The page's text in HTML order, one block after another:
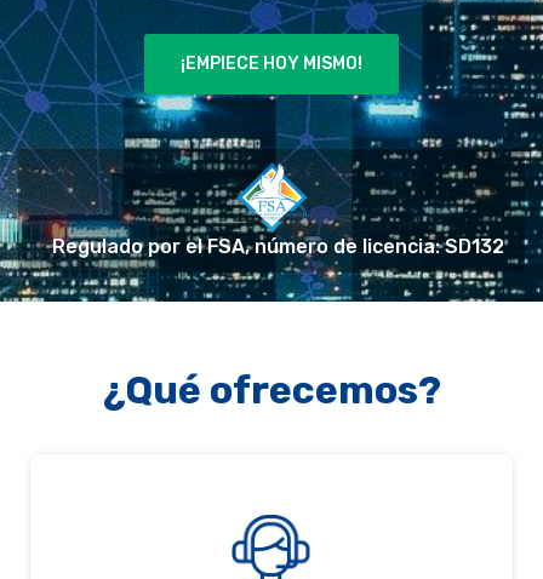
¡EMPIECE HOY MISMO!
Regulado por el FSA, número de licencia: SD132
¿Qué ofrecemos?